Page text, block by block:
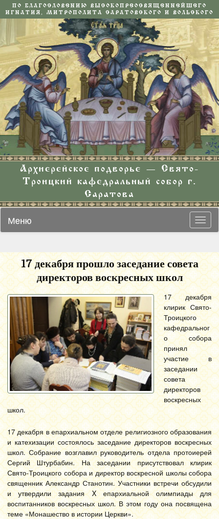
ПО БЛАГОСЛОВЕНИЮ ВЫСОКОПРЕОСВЯЩЕННЕЙШЕГО
ИГНАТИЯ, МИТРОПОЛИТА САРАТОВСКОГО И ВОЛЬСКОГО
Архиерейское подворье — Свято-
Троицкий кафедральный собор г.
Саратова
Меню
17 декабря прошло заседание совета
директоров воскресных школ
17 декабря
клирик Свято-
Троицкого
кафедральног
о собора
принял
участие в
заседании
совета
директоров
воскресных
школ.
17 декабря в епархиальном отделе религиозного образования
и катехизации состоялось заседание директоров воскресных
школ. Собрание возглавил руководитель отдела протоиерей
Сергий Штурбабин. На заседании присутствовал клирик
Свято-Троицкого собора и директор воскресной школы собора
священник Александр Станотин. Участники встречи обсудили
и утвердили задания X епархиальной олимпиады для
воспитанников воскресных школ. В этом году она посвящена
теме «Монашество в истории Церкви».